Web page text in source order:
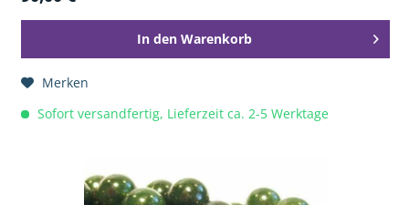
In den Warenkorb
Merken
Sofort versandfertig, Lieferzeit ca. 2-5 Werktage